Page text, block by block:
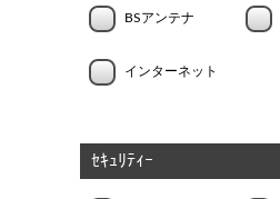
BSアンテナ
インターネット
ｾｷｭﾘﾃｨｰ